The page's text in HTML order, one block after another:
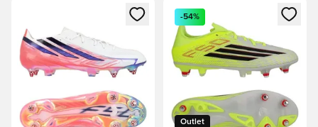
Ανοίγει ένα Modal για να συνδεθείτε ή να εγγραφείτε ως
Ανοίγει ένα Modal για να
Outlet
-54%